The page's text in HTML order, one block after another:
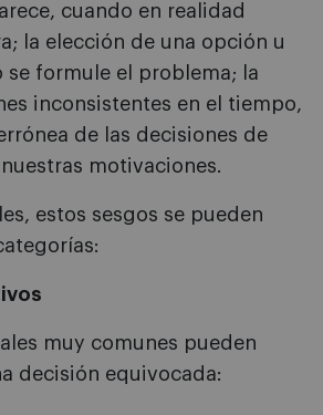
cuando en realidad
la elección de una opción u
se formule el problema; la
inconsistentes en el tiempo,
de las decisiones de
motivaciones.
estos sesgos se pueden
muy comunes pueden
decisión equivocada: